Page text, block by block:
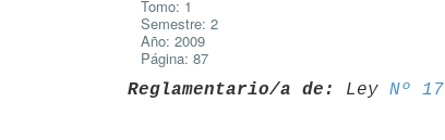
Tomo: 1
Semestre: 2
Año: 2009
Página: 87
Reglamentario/a de: Ley Nº